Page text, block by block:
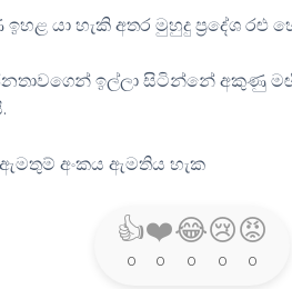
යා හැකි අතර මුහුදු ප්‍රදේශ රළු
ඉල්ලා සිටින්නේ අකුණු
අංකය ඇමතිය හැක
👍
0
❤️
0
😂
0
😢
0
😡
0